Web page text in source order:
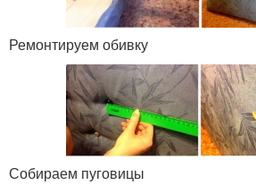
Ремонтируем обивку
Собираем пуговицы